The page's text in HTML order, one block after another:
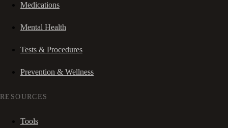
Medications
Mental Health
Tests & Procedures
Prevention & Wellness
RESOURCES
Tools